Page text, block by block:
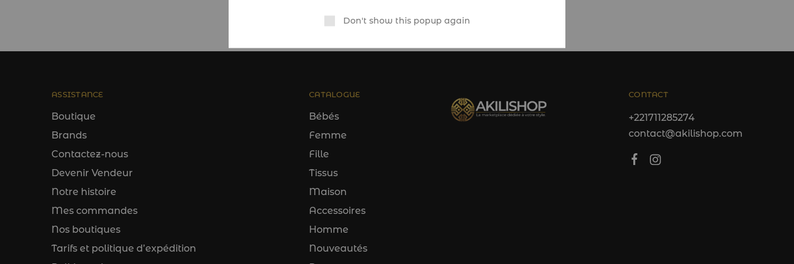
ASSISTANCE
Boutique
Brands
Contactez-nous
Devenir Vendeur
Notre histoire
Mes commandes
Nos boutiques
Tarifs et politique d’expédition
CATALOGUE
Bébés
Femme
Fille
Tissus
Maison
Accessoires
Homme
Nouveautés
CONTACT
+221711285274
contact@akilishop.com
Don't show this popup again